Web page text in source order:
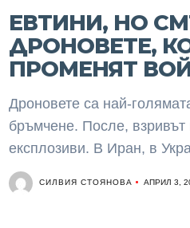
ЕВТИНИ, НО
ДРОНОВЕТЕ,
ПРОМЕНЯТ
Дроновете са най-
бръмчене. После, взривът
експлозиви. В Иран, в
СИЛВИЯ СТОЯНОВА АПРИЛ 3,